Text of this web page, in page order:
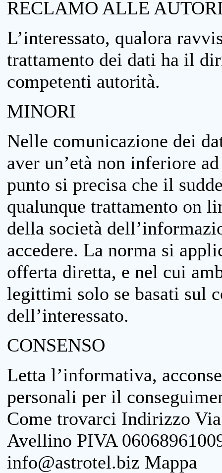
RECLAMO ALLE
L’interessato, qualora
trattamento dei dati ha il
competenti autorità.
MINORI
Nelle comunicazione dei
aver un’età non inferiore
punto si precisa che il
qualunque trattamento on
della società
accedere. La norma si
offerta diretta, e nel cui
legittimi solo se basati sul
dell’interessato.
CONSENSO
Letta l’informativa,
personali per il
Come trovarci Indirizzo
Avellino PIVA
info@astrotel.biz Mappa